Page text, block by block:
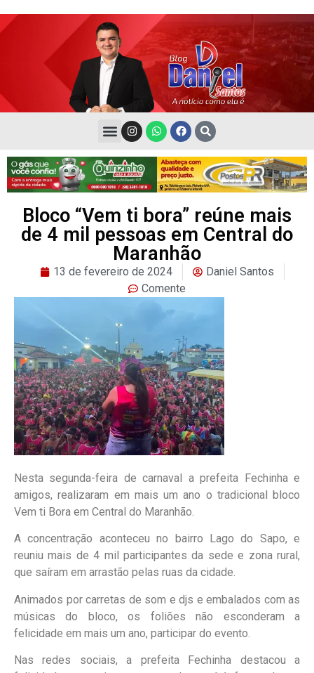
Bloco “Vem ti bora” reúne mais
de 4 mil pessoas em Central do
Maranhão
13 de fevereiro de 2024
Daniel Santos
Comente
Nesta segunda-feira de carnaval a prefeita Fechinha e
amigos, realizaram em mais um ano o tradicional bloco
Vem ti Bora em Central do Maranhão.
A concentração aconteceu no bairro Lago do Sapo, e
reuniu mais de 4 mil participantes da sede e zona rural,
que saíram em arrastão pelas ruas da cidade.
Animados por carretas de som e djs e embalados com as
músicas do bloco, os foliões não esconderam a
felicidade em mais um ano, participar do evento.
Nas redes sociais, a prefeita Fechinha destacou a